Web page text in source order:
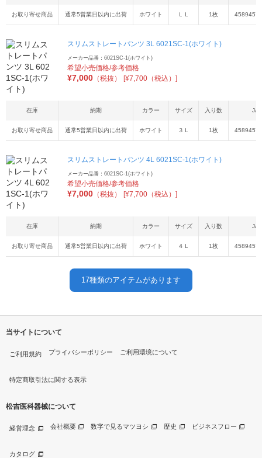
お取り寄せ商品 通常5営業日以内に出荷 ホワイト ＬＬ 1枚
スリムストレートパンツ 3L 6021SC-1(ホワイト)
メーカー品番：6021SC-1(ホワイト)
希望小売価格/参考価格
¥7,000 （税抜） [¥7,700（税込）]
在庫 納期 カラー サイズ 入り数
お取り寄せ商品 通常5営業日以内に出荷 ホワイト ３Ｌ 1枚
スリムストレートパンツ 4L 6021SC-1(ホワイト)
メーカー品番：6021SC-1(ホワイト)
希望小売価格/参考価格
¥7,000 （税抜） [¥7,700（税込）]
在庫 納期 カラー サイズ 入り数
お取り寄せ商品 通常5営業日以内に出荷 ホワイト ４Ｌ 1枚
17種類のアイテムがあります
当サイトについて
ご利用規約 プライバシーポリシー ご利用環境について
特定商取引法に関する表示
松吉医科器械について
経営理念 会社概要 数字で見るマツヨシ 歴史 ビジネスフロー
カタログ